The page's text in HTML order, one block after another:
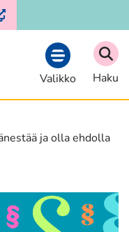
Valikko
Haku
ja olla ehdolla